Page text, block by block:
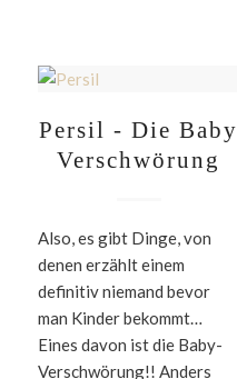
Persil - Die Baby
Verschwörung
Also, es gibt Dinge, von
denen erzählt einem
definitiv niemand bevor
man Kinder bekommt…
Eines davon ist die Baby-
Verschwörung!! Anders